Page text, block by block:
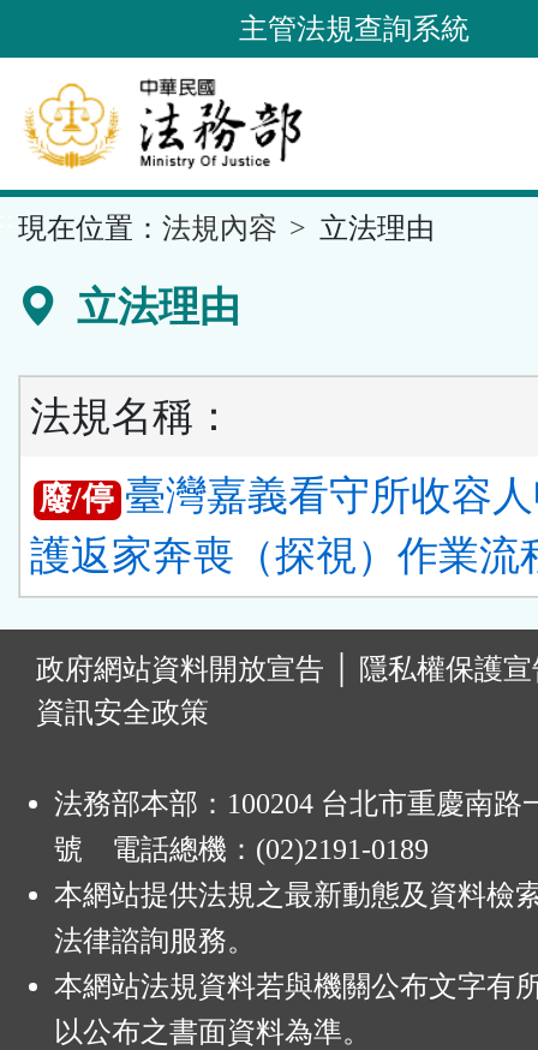
到
要
內
容
區
主管法規查詢系統
現在位置： 法規內容 立法理由
立法理由
法規名稱：
廢/停 臺灣嘉義看守所收容
護返家奔喪（探視）作業流
政府網站資料開放宣告
隱私權保護
資訊安全政策
法務部本部：100204 台北市重慶南路
號 電話總機：(02)2191-0189
本網站提供法規之最新動態及資料檢
法律諮詢服務。
本網站法規資料若與機關公布文字有
以公布之書面資料為準。